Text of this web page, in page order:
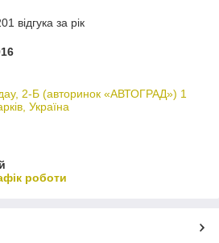
відгука за рік
2-Б (авторинок «АВТОГРАД») 1
Україна
роботи